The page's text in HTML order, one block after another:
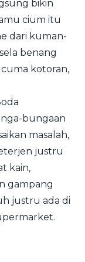
bikin
cium itu
dari kuman-
benang
kotoran,
bungaan
masalah,
justru
kain,
gampang
justru ada di